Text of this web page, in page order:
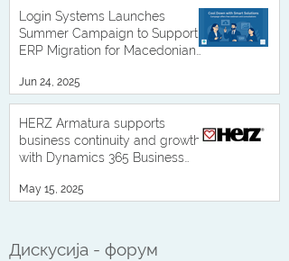
Login Systems Launches
Summer Campaign to Support
ERP Migration for Macedonian
Jun 24, 2025
HERZ Armatura supports
business continuity and growth
with Dynamics 365 Business
May 15, 2025
Дискусија - форум